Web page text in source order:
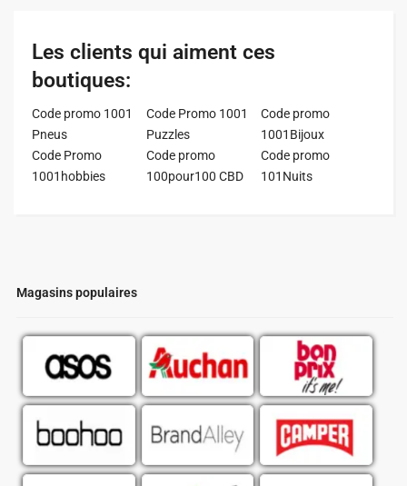
Magasins populaires
Les clients qui aiment ces
boutiques:
Code promo 1001
Pneus
Code Promo 1001
Puzzles
Code promo
1001Bijoux
Code Promo
1001hobbies
Code promo
100pour100 CBD
Code promo
101Nuits